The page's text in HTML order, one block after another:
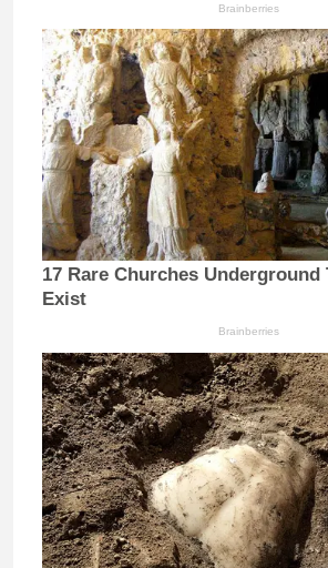
Brainberries
17 Rare Churches Underground
Exist
Brainberries